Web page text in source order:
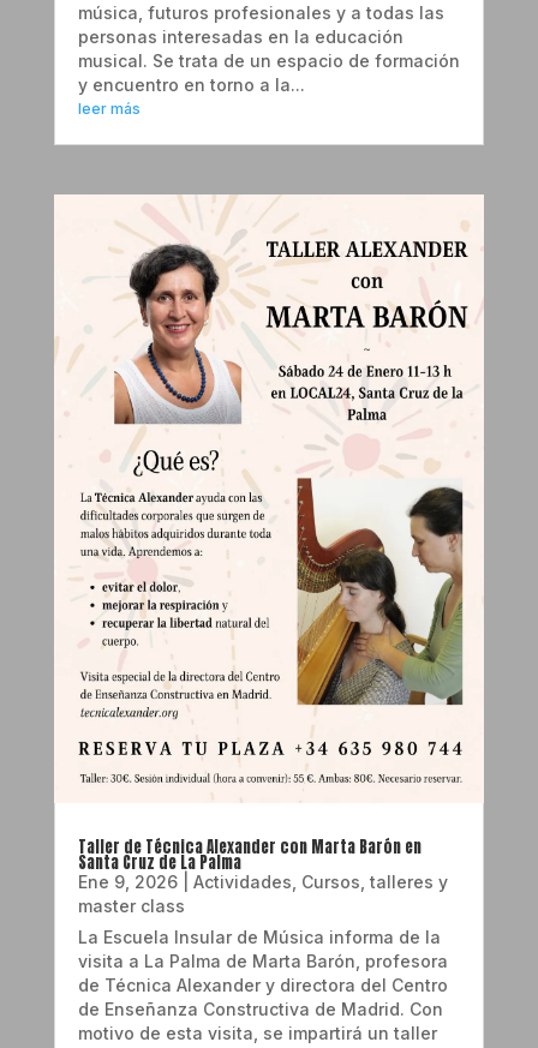
música, futuros profesionales y a todas las
personas interesadas en la educación
musical. Se trata de un espacio de formación
y encuentro en torno a la...
leer más
Taller de Técnica Alexander con Marta Barón en
Santa Cruz de La Palma
Ene 9, 2026| Actividades Cursos, talleres y
master class
La Escuela Insular de Música informa de la
visita a La Palma de Marta Barón, profesora
de Técnica Alexander y directora del Centro
de Enseñanza Constructiva de Madrid. Con
motivo de esta visita, se impartirá un taller